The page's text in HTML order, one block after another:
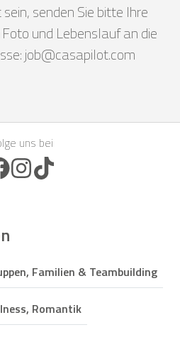
senden Sie bitte Ihre
und Lebenslauf an die
job@casapilot.com
uns bei
Facebook Icon
Instagram Icon
Familien & Teambuilding
Romantik